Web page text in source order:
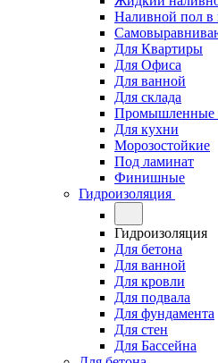
Наливной пол в
Для Квартиры
Для Офиса
Для ванной
Для склада
Промышленные
Для кухни
Морозостойкие
Под ламинат
Финишные
Гидроизоляция
Гидроизоляция
Для бетона
Для ванной
Для кровли
Для подвала
Для фундамента
Для стен
Для Бассейна